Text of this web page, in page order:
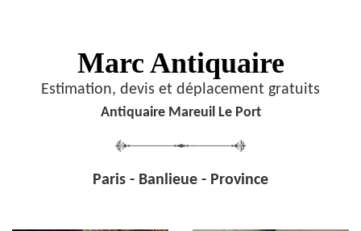
Marc Antiquaire
Estimation, devis et déplacement gratuits
Antiquaire Mareuil Le Port
Paris - Banlieue - Province